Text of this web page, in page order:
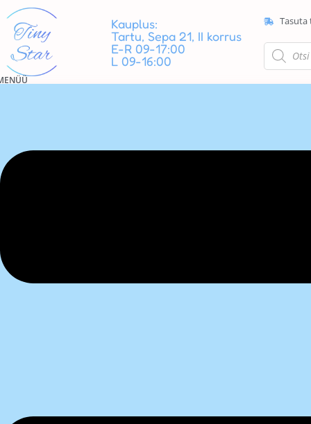
Kauplus:
Tartu, Sepa 21, II korrus
E-R 09-17:00
L 09-16:00
Tasuta